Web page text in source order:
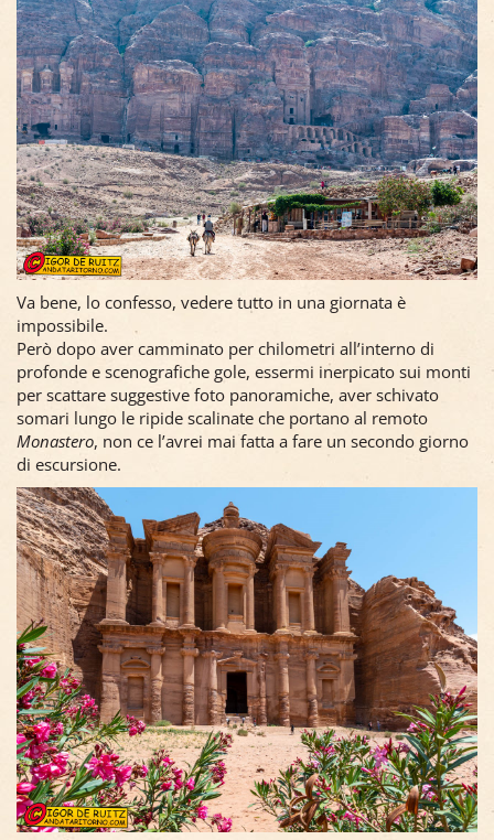
Va bene, lo confesso, vedere tutto in una giornata è
impossibile.
Però dopo aver camminato per chilometri all’interno di
profonde e scenografiche gole, essermi inerpicato sui monti
per scattare suggestive foto panoramiche, aver schivato
somari lungo le ripide scalinate che portano al remoto
Monastero, non ce l’avrei mai fatta a fare un secondo giorno
di escursione.